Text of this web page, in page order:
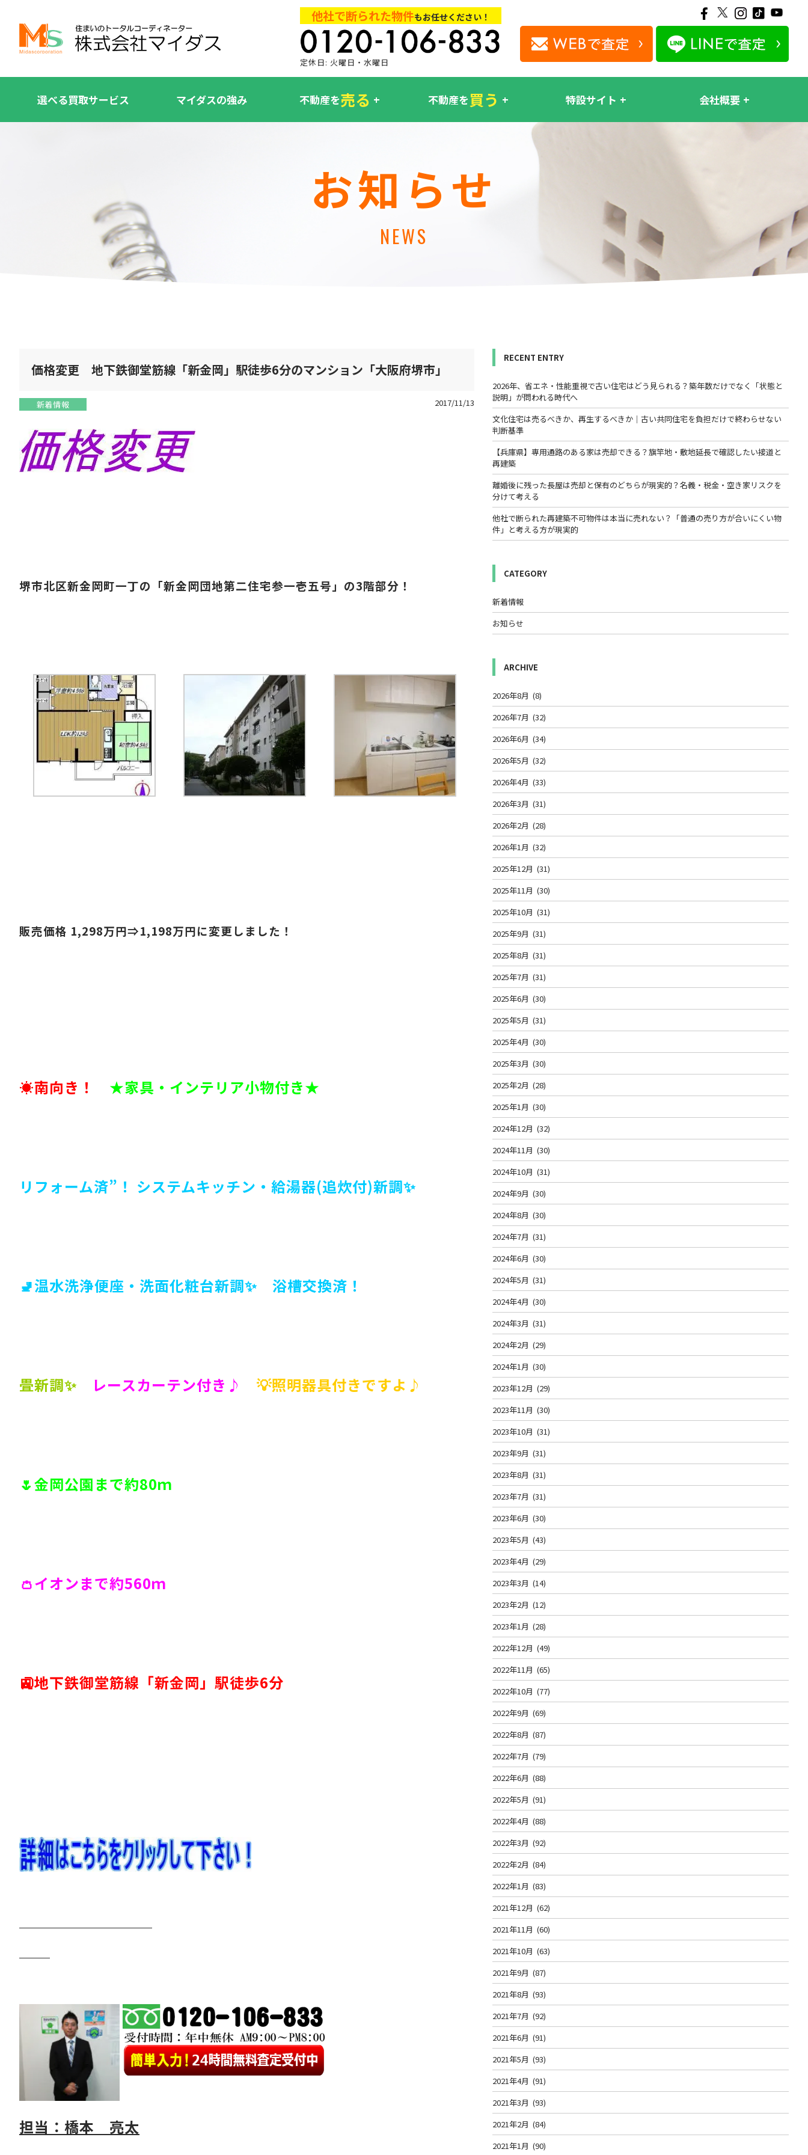
他社で断られた物件もお任せください！
定休日: 火曜日・水曜日
選べる買取サービス マイダスの強み 不動産を売る 不動産を買う 特設サイト 会社概要
お知らせ
NEWS
価格変更 地下鉄御堂筋線「新金岡」駅徒歩6分のマンション「大阪府堺市」
新着情報 2017/11/13
堺市北区新金岡町一丁の「新金岡団地第二住宅参一壱五号」の3階部分！
販売価格 1,298万円⇒1,198万円に変更しました！
☀南向き！ ★家具・インテリア小物付き★
リフォーム済”！ システムキッチン・給湯器(追炊付)新調✨
🚽温水洗浄便座・洗面化粧台新調✨ 浴槽交換済！
畳新調✨ レースカーテン付き♪ 💡照明器具付きですよ♪
🌷金岡公園まで約80ｍ
👛イオンまで約560ｍ
🚉地下鉄御堂筋線「新金岡」駅徒歩6分
担当：橋本 亮太
RECENT ENTRY
2026年、省エネ・性能重視で古い住宅はどう見られる？築年数だけでなく「状態と
説明」が問われる時代へ
文化住宅は売るべきか、再生するべきか｜古い共同住宅を負担だけで終わらせない
判断基準
【兵庫県】専用通路のある家は売却できる？旗竿地・敷地延長で確認したい接道と
再建築
離婚後に残った長屋は売却と保有のどちらが現実的？名義・税金・空き家リスクを
分けて考える
他社で断られた再建築不可物件は本当に売れない？「普通の売り方が合いにくい物
件」と考える方が現実的
CATEGORY
新着情報
お知らせ
ARCHIVE
2026年8月 (8)
2026年7月 (32)
2026年6月 (34)
2026年5月 (32)
2026年4月 (33)
2026年3月 (31)
2026年2月 (28)
2026年1月 (32)
2025年12月 (31)
2025年11月 (30)
2025年10月 (31)
2025年9月 (31)
2025年8月 (31)
2025年7月 (31)
2025年6月 (30)
2025年5月 (31)
2025年4月 (30)
2025年3月 (30)
2025年2月 (28)
2025年1月 (30)
2024年12月 (32)
2024年11月 (30)
2024年10月 (31)
2024年9月 (30)
2024年8月 (30)
2024年7月 (31)
2024年6月 (30)
2024年5月 (31)
2024年4月 (30)
2024年3月 (31)
2024年2月 (29)
2024年1月 (30)
2023年12月 (29)
2023年11月 (30)
2023年10月 (31)
2023年9月 (31)
2023年8月 (31)
2023年7月 (31)
2023年6月 (30)
2023年5月 (43)
2023年4月 (29)
2023年3月 (14)
2023年2月 (12)
2023年1月 (28)
2022年12月 (49)
2022年11月 (65)
2022年10月 (77)
2022年9月 (69)
2022年8月 (87)
2022年7月 (79)
2022年6月 (88)
2022年5月 (91)
2022年4月 (88)
2022年3月 (92)
2022年2月 (84)
2022年1月 (83)
2021年12月 (62)
2021年11月 (60)
2021年10月 (63)
2021年9月 (87)
2021年8月 (93)
2021年7月 (92)
2021年6月 (91)
2021年5月 (93)
2021年4月 (91)
2021年3月 (93)
2021年2月 (84)
2021年1月 (90)